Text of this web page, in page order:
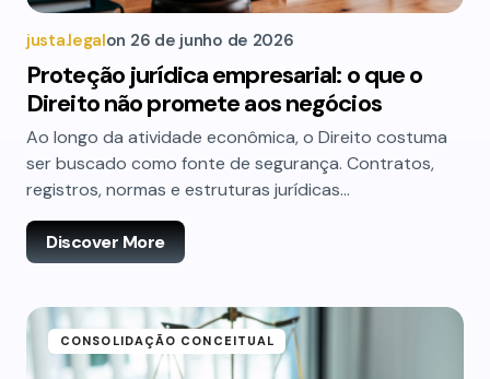
justa.legalon 26 de junho de 2026
Proteção jurídica empresarial: o que o
Direito não promete aos negócios
Ao longo da atividade econômica, o Direito costuma
ser buscado como fonte de segurança. Contratos,
registros, normas e estruturas jurídicas…
Discover More
CONSOLIDAÇÃO CONCEITUAL